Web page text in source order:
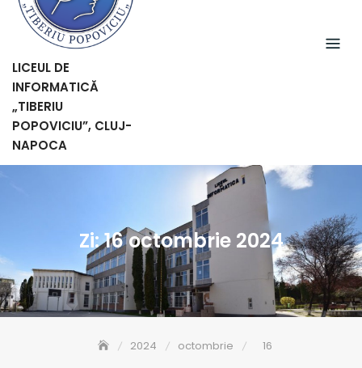
LICEUL DE
INFORMATICĂ
„TIBERIU
POPOVICIU”, CLUJ-
NAPOCA
Zi:16 octombrie 2024
2024 octombrie 16